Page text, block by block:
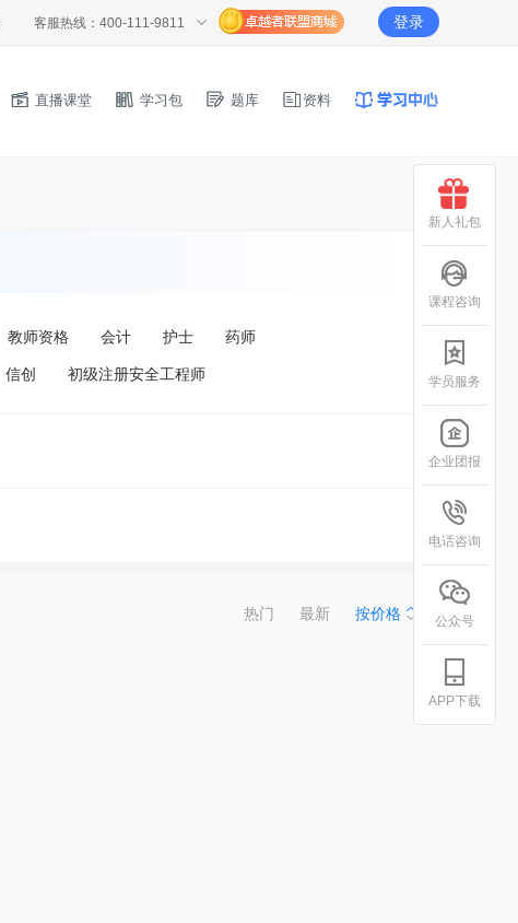
客服热线：400-111-9811 登录
直播课堂 学习包 题库 资料
教师资格 会计 护士 药师
信创 初级注册安全工程师
热门 最新 按价格
新人礼包
课程咨询
学员服务
企业团报
电话咨询
公众号
APP下载